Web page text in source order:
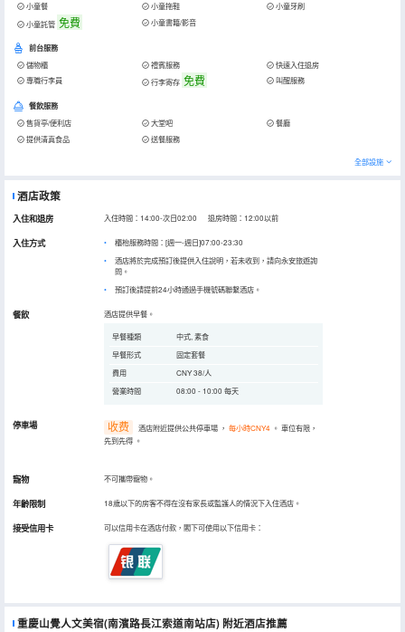
小童餐 小童拖鞋
小童牙刷
小童託管 免費 小童書籍/影音
前台服務
儲物櫃 禮賓服務
快速入住退房
專職行李員
行李寄存 免費 叫醒服務
餐飲服務
售貨亭/便利店 大堂吧
餐廳
提供清真食品
送餐服務
全部設施
酒店政策
入住和退房 入住時間：14:00-次日02:00 退房時間：12:00以前
入住方式
櫃枱服務時間：[週一-週日]07:00-23:30
酒店將於完成預訂後提供入住說明，若未收到，請向永安旅遊詢
問。
預訂後請提前24小時通過手機號碼聯繫酒店。
餐飲 酒店提供早餐。
早餐種類
中式, 素食
早餐形式
固定套餐
費用
CNY 38/人
營業時間
08:00 - 10:00 每天
停車場 收费 酒店附近提供公共停車場 ， 每小時CNY4 。 車位有限，
先到先得 。
寵物 不可攜帶寵物。
年齡限制 18歲以下的房客不得在沒有家長或監護人的情況下入住酒店。
接受信用卡 可以信用卡在酒店付款，閣下可使用以下信用卡：
重慶山覺人文美宿(南濱路長江索道南站店) 附近酒店推薦